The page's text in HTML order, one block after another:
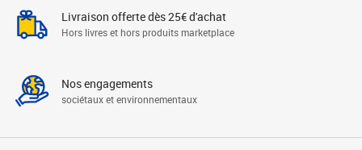
Livraison offerte dès 25€ d'achat
Hors livres et hors produits marketplace
Nos engagements
sociétaux et environnementaux